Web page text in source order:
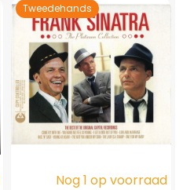
Tweedehands
Nog 1 op voorraad